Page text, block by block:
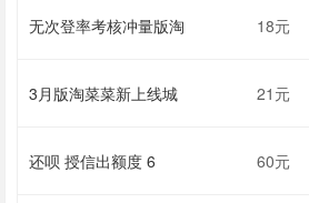
无次登率考核冲量版淘 18元
3月版淘菜菜新上线城 21元
还呗 授信出额度 6 60元